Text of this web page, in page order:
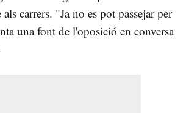
carrers. "Ja no es pot passejar per
una font de l'oposició en conversa